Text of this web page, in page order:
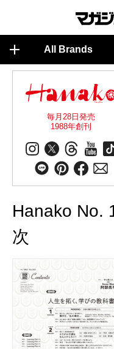
All Brands
毎月28日発売
1988年創刊
Hanako No.
次